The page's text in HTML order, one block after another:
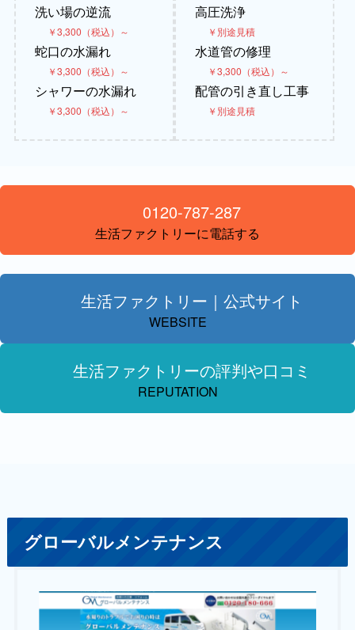
洗い場の逆流
￥3,300（税込）～
蛇口の水漏れ
￥3,300（税込）～
シャワーの水漏れ
￥3,300（税込）～
高圧洗浄
￥別途見積
水道管の修理
￥3,300（税込）～
配管の引き直し工事
￥別途見積
0120-787-287
生活ファクトリーに電話する
生活ファクトリー｜公式サイト
WEBSITE
生活ファクトリーの評判や口コミ
REPUTATION
グローバルメンテナンス